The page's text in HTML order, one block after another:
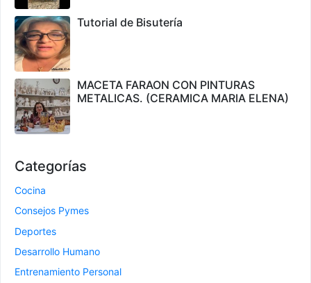
Tutorial de Bisutería
MACETA FARAON CON PINTURAS
METALICAS. (CERAMICA MARIA ELENA)
Categorías
Cocina
Consejos Pymes
Deportes
Desarrollo Humano
Entrenamiento Personal